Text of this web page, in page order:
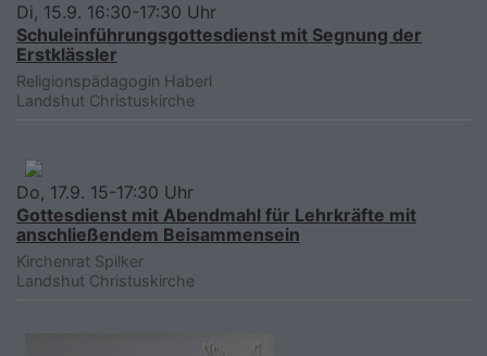
Di, 15.9. 16:30-17:30 Uhr
Schuleinführungsgottesdienst mit Segnung der
Erstklässler
Religionspädagogin Haberl
Landshut Christuskirche
Do, 17.9. 15-17:30 Uhr
Gottesdienst mit Abendmahl für Lehrkräfte mit
anschließendem Beisammensein
Kirchenrat Spilker
Landshut Christuskirche